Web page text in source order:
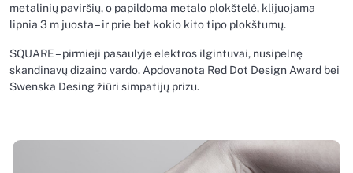
metalinių paviršių, o papildoma metalo plokštelė, klijuojama
lipnia 3 m juosta – ir prie bet kokio kito tipo plokštumų.
SQUARE – pirmieji pasaulyje elektros ilgintuvai, nusipelnę
skandinavų dizaino vardo. Apdovanota Red Dot Design Award bei
Swenska Desing žiūri simpatijų prizu.